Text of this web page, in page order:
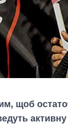
щоб
активну